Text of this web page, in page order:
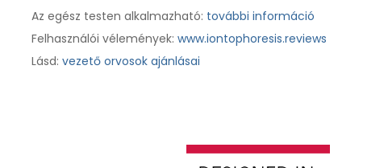
Az egész testen alkalmazható: további információ
Felhasználói vélemények: www.iontophoresis.reviews
Lásd: vezető orvosok ajánlásai